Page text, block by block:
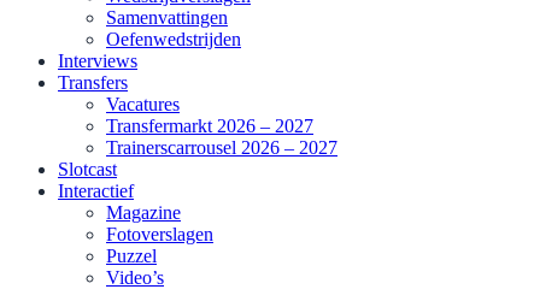
Samenvattingen
Oefenwedstrijden
Interviews
Transfers
Vacatures
Transfermarkt 2026 – 2027
Trainerscarrousel 2026 – 2027
Slotcast
Interactief
Magazine
Fotoverslagen
Puzzel
Video’s